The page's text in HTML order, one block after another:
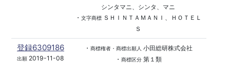
シンタマニ、シンタ、マニ
・ 文字商標ＳＨＩＮＴＡＭＡＮＩ、ＨＯＴＥＬ
Ｓ
登録6309186
出願 2019-11-08
・ 商標権者・商標出願人 小田総研株式会社
・ 商標区分第１類